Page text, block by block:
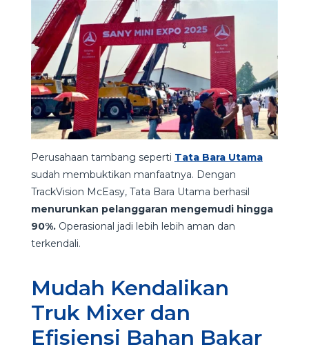
Perusahaan tambang seperti Tata Bara Utama
sudah membuktikan manfaatnya. Dengan
TrackVision McEasy, Tata Bara Utama berhasil
menurunkan pelanggaran mengemudi hingga
90%.Operasional jadi lebih lebih aman dan
terkendali.
Mudah Kendalikan
Truk Mixer dan
Efisiensi Bahan Bakar